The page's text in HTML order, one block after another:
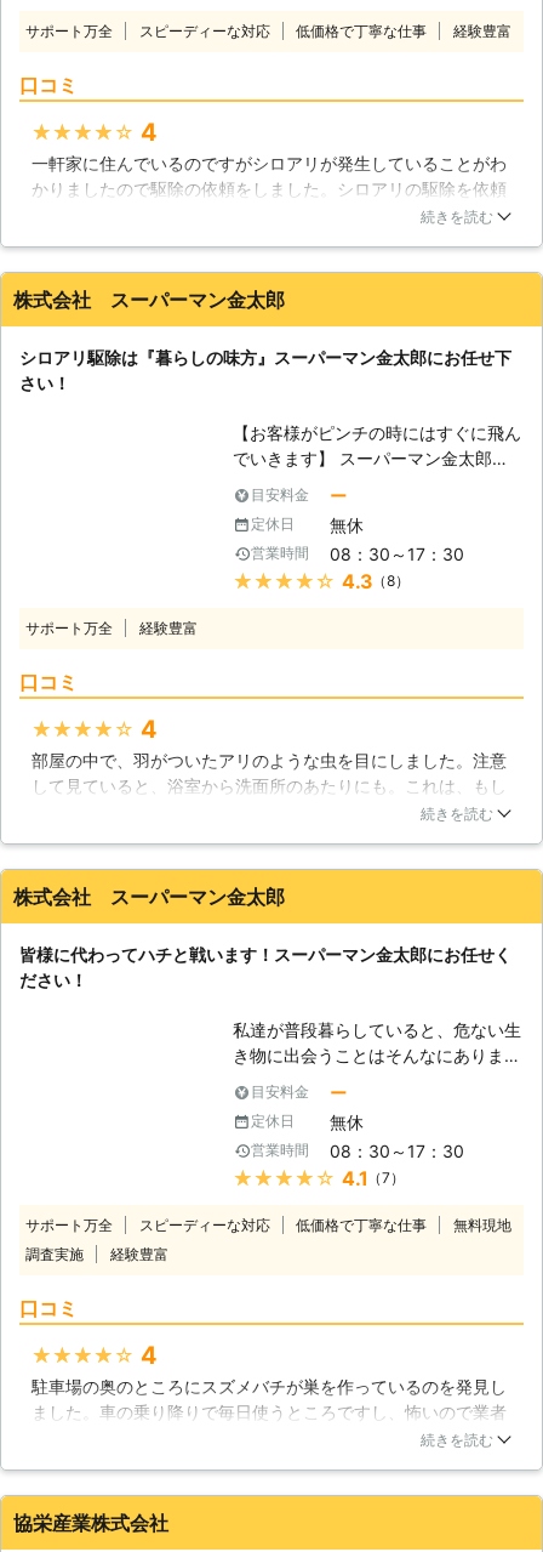
す。我々西部消毒はそんな函館などの
毒ではより効果の高いシロアリ駆除を
目指し、複数の駆除方法を行えるよう
に準備が整っています。特に近年施工
件数も増えているセントリコンシステ
ムは、薬液の散布なしにシロアリの駆
除、再発生の抑制を行える重要なシス
ている駆除法においても、数々の現場
をこなして来たことに寄る自信があり
い】 シロアリが発生しているかどう
かを、慣れていない方が見ても判別す
るのは大変難しいです。シロアリは基
本的に、人の目に触れないように木材
の中にトンネルを作りつつ被害範囲を
広げていきます。だからこそ、きちん
とシロアリの知識がある業者による調
サポート万全 スピーディーな対応 低価格で丁寧な仕事 経験豊富
口コミ
★★★★★ 4
一軒家に住んでいるのですがシロアリが発生していることがわ
かりましたので駆除の依頼をしました。シロアリの駆除を依頼
したのは初めてなので費用については思ったより安い程度の感
し、依頼してよかったなと思います。
北海道 函館市 2016年12月15日
続きを読む
株式会社 スーパーマン金太郎
シロアリ駆除は『暮らしの味方』スーパーマン金太郎にお任せ下
さい！
【お客様がピンチの時にはすぐに飛ん
でいきます】 スーパーマン金太郎は
長年お客様のお困りごとに対応してま
いりました。 車の買取はもちろん、
リフォームや外構工事まで様々なこと
を行い、そのノウハウを活かしたハイ
クオリティーなシロアリ駆除を行って
陥れる危険性があります。日本でよく
見かけるシロアリは主に『ヤマトシロ
アリ』次いで、『イエシロアリ』とあ
ります。ヤマトシロアリは日本全国で
見かけられ、湿気の多い木を好む修正
がありますが、イエシロアリは乾いた
リはヤマトシロアリ以上に被害が深刻
といわれていますので、発見したらす
アリは自然界において、掃除屋の役割
を果たしています。腐った木や葉を食
べ、森や山などの栄養分となる物質を
排泄物として排出しているのです。こ
れが人里にまで降りてくると、シロア
リとなって家屋に牙を向けるのです。
【シロアリ被害はすぐにご連絡くださ
ほど悪化するものです。当社はお見積
目安料金 ー
定休日 無休
営業時間 08：30～17：30
★★★★★ 4.3 （8）
サポート万全 経験豊富
口コミ
★★★★★ 4
部屋の中で、羽がついたアリのような虫を目にしました。注意
して見ていると、浴室から洗面所のあたりにも。これは、もし
かしたらシロアリ？と思い、相談を受けてくださる業者を探す
ところの補修もしていただけるというので、お願いする事にし
ました。不安は的中で、浴室の柱が被害にあっていましたが、
た、リフォームや予防工事もしてくださったので、安心して住
み続けられるようになりました。今後とも、定期健診などをお
2016年11月30日
続きを読む
株式会社 スーパーマン金太郎
皆様に代わってハチと戦います！スーパーマン金太郎にお任せく
ださい！
私達が普段暮らしていると、危ない生
き物に出会うことはそんなにありませ
ん。ですが、ハチだけは別です。ミツ
バチ、スズメバチ、アシナガバチの3
種類は、いつの間にか家の近くに巣を
作り、生活圏が丸かぶりしてしまうこ
とがあります。ハチの駆除、ハチの巣
に人間の生活場所との距離が近すぎる
怖いハチです。近づくと歯をカチカチ
鳴らして威嚇までしてきます。でも、
アシナガバチやミツバチは、見た目に
目安料金 ー
定休日 無休
営業時間 08：30～17：30
★★★★★ 4.1 （7）
サポート万全 スピーディーな対応 低価格で丁寧な仕事
無料現地
調査実施
経験豊富
口コミ
★★★★★ 4
駐車場の奥のところにスズメバチが巣を作っているのを発見し
ました。車の乗り降りで毎日使うところですし、怖いので業者
さんを呼びました。ネットでこちらの業者さんの評判が良かっ
で下ろすことができてほっとしました。
北海道 帯広市 2016年12月31日
続きを読む
協栄産業株式会社